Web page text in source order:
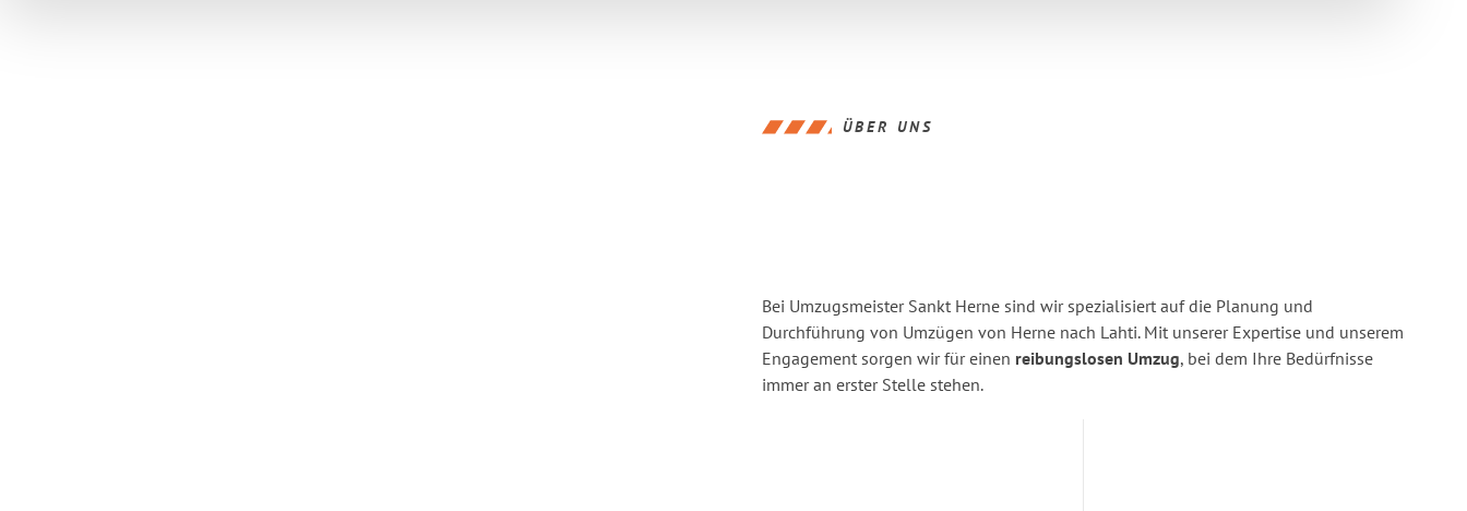
ÜBER UNS
Bei Umzugsmeister Sankt Herne sind wir spezialisiert auf die Planung und
Durchführung von Umzügen von Herne nach Lahti. Mit unserer Expertise und unserem
Engagement sorgen wir für einen reibungslosen Umzug, bei dem Ihre Bedürfnisse
immer an erster Stelle stehen.